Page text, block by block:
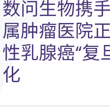
数问生物携
属肿瘤医院
性乳腺癌“复
化